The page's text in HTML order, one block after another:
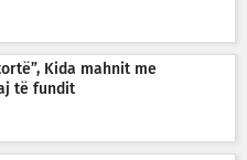
Kida mahnit me
të fundit